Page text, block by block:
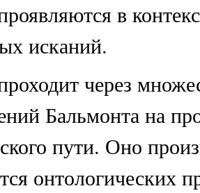
в
исканий.
через
Бальмонта на
пути. Оно
онтологических